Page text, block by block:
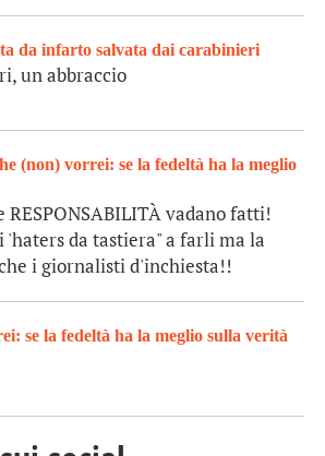
da infarto salvata dai carabinieri
un abbraccio
(non) vorrei: se la fedeltà ha la meglio
vadano fatti!
'haters da tastiera" a farli ma la
i giornalisti d'inchiesta!!
se la fedeltà ha la meglio sulla verità